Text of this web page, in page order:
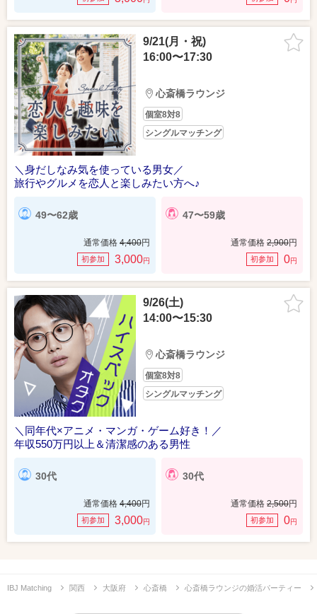
9/21(月・祝)
16:00〜17:30
心斎橋ラウンジ
個室8対8
シングルマッチング
＼身だしなみ気を使っている男女／
旅行やグルメを恋人と楽しみたい方へ♪
49〜62歳
通常価格 4,400円
初参加 3,000円
47〜59歳
通常価格 2,900円
初参加 0円
9/26(土)
14:00〜15:30
心斎橋ラウンジ
個室8対8
シングルマッチング
＼同年代×アニメ・マンガ・ゲーム好き！／
年収550万円以上＆清潔感のある男性
30代
通常価格 4,400円
初参加 3,000円
30代
通常価格 2,500円
初参加 0円
IBJ Matching 関西 大阪府 心斎橋 心斎橋ラウンジの婚活パーティー